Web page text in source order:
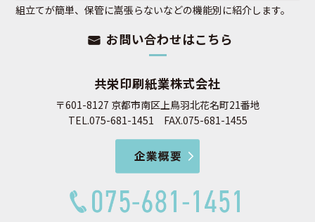
組立てが簡単、保管に嵩張らないなどの機能別に紹介します。
お問い合わせはこちら
共栄印刷紙業株式会社
〒601-8127 京都市南区上鳥羽北花名町21番地
TEL.075-681-1451 FAX.075-681-1455